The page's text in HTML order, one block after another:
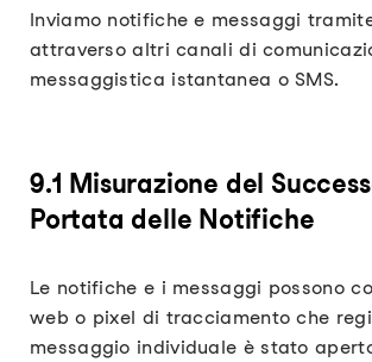
Inviamo notifiche e messaggi
attraverso altri canali di
messaggistica istantanea o SMS.
9.1 Misurazione del
Portata delle Notifiche
Le notifiche e i messaggi possono
web o pixel di tracciamento che
messaggio individuale è stato